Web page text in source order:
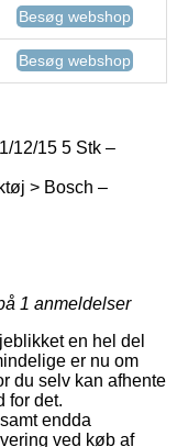
Besøg webshop
Besøg webshop
12/15 5 Stk –
> Bosch –
1 anmeldelser
en hel del
er nu om
du selv kan afhente
for det.
endda
ved køb af